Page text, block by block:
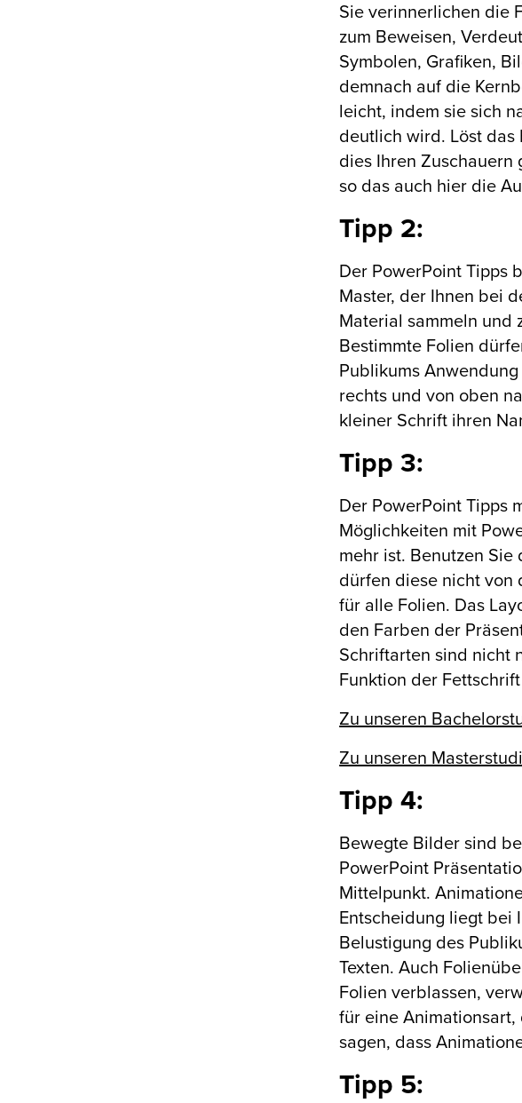
Sie verinnerlichen die
zum Beweisen,
Symbolen, Grafiken,
demnach auf die
leicht, indem sie sich
deutlich wird. Löst das
dies Ihren
so das auch hier die
Tipp 2:
Der PowerPoint Tipps
Master, der Ihnen bei
Material sammeln und
Bestimmte Folien
Publikums
rechts und von oben
kleiner Schrift ihren
Tipp 3:
Der PowerPoint Tipps
Möglichkeiten mit
mehr ist. Benutzen
dürfen diese nicht von
für alle Folien. Das
den Farben der
Schriftarten sind nicht
Funktion der
Zu unseren
Zu unseren
Tipp 4:
Bewegte Bilder sind
PowerPoint
Mittelpunkt.
Entscheidung liegt bei
Belustigung des
Texten. Auch
Folien verblassen,
für eine
sagen, dass
Tipp 5: